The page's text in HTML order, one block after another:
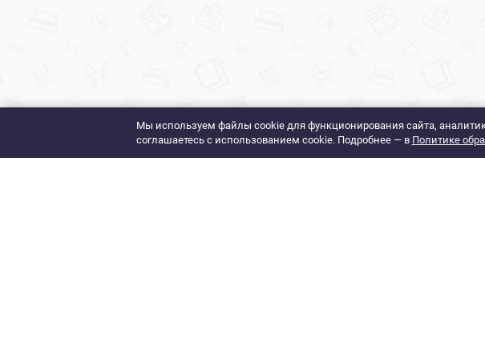
Мы используем файлы cookie для функционирования сайта,
соглашаетесь с использованием cookie. Подробнее — в Политике